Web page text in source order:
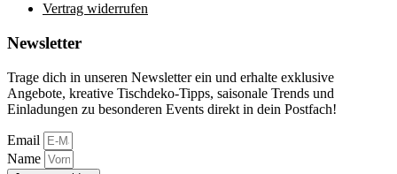
Vertrag widerrufen
Newsletter
Trage dich in unseren Newsletter ein und erhalte exklusive
Angebote, kreative Tischdeko-Tipps, saisonale Trends und
Einladungen zu besonderen Events direkt in dein Postfach!
Email
Name